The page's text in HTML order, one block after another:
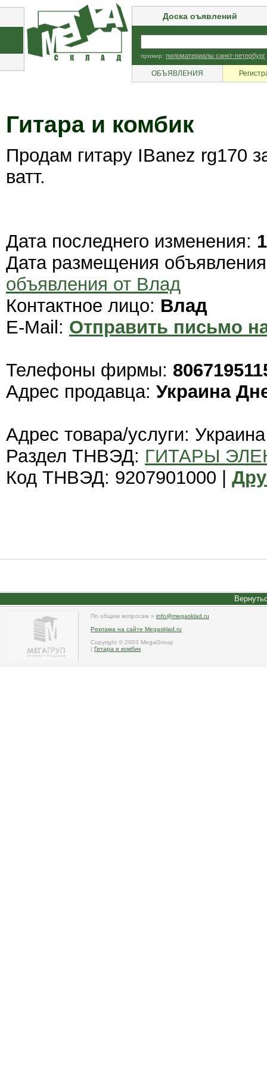
Доска оъявлений
пример: пиломатериалы санкт-петербург
ОБЪЯВЛЕНИЯ
Гитара и комбик
Продам гитару IBanez rg170
ватт.
Дата последнего изменения:
Дата размещения
объявления от Влад
Контактное лицо: Влад
E-Mail: Отправить письмо
Телефоны фирмы:
Адрес продавца: Украина
Адрес товара/услуги:
Раздел ТНВЭД: ГИТАРЫ
Код ТНВЭД: 9207901000 |
По общим вопросам » info@megasklad.ru
Реклама на сайте Megasklad.ru
Copyright © 2003 MegaGroup
| Гитара и комбик